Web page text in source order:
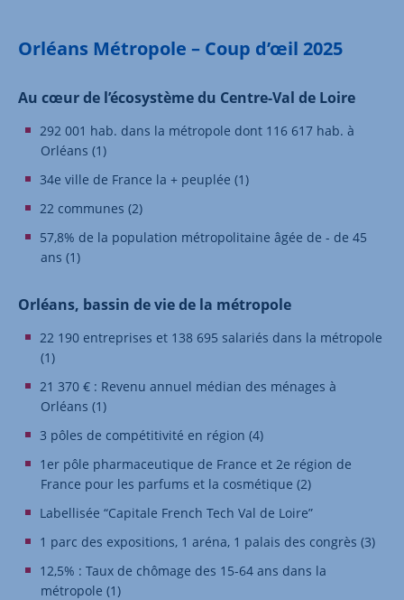
Orléans Métropole – Coup d’œil 2025
Au cœur de l’écosystème du Centre-Val de Loire
292 001 hab. dans la métropole dont 116 617 hab. à
Orléans (1)
34e ville de France la + peuplée (1)
22 communes (2)
57,8% de la population métropolitaine âgée de - de 45
ans (1)
Orléans, bassin de vie de la métropole
22 190 entreprises et 138 695 salariés dans la métropole
(1)
21 370 € : Revenu annuel médian des ménages à
Orléans (1)
3 pôles de compétitivité en région (4)
1er pôle pharmaceutique de France et 2e région de
France pour les parfums et la cosmétique (2)
Labellisée “Capitale French Tech Val de Loire”
1 parc des expositions, 1 aréna, 1 palais des congrès (3)
12,5% : Taux de chômage des 15-64 ans dans la
métropole (1)